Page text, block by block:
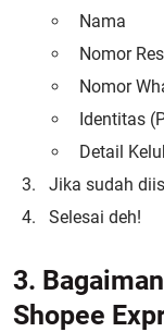
Nama
Nomor
Nomor
Identitas
Detail
Jika sudah
Selesai deh!
3.
Shopee